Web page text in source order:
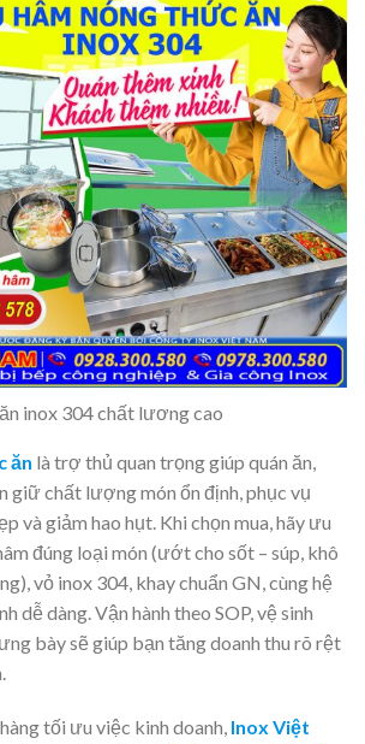
inox 304 chất lương cao
ăn là trợ thủ quan trọng giúp quán ăn,
giữ chất lượng món ổn định, phục vụ
và giảm hao hụt. Khi chọn mua, hãy ưu
đúng loại món (ướt cho sốt – súp, khô
vỏ inox 304, khay chuẩn GN, cùng hệ
dễ dàng. Vận hành theo SOP, vệ sinh
bày sẽ giúp bạn tăng doanh thu rõ rệt
tối ưu việc kinh doanh, Inox Việt